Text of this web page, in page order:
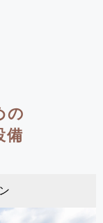
の
備